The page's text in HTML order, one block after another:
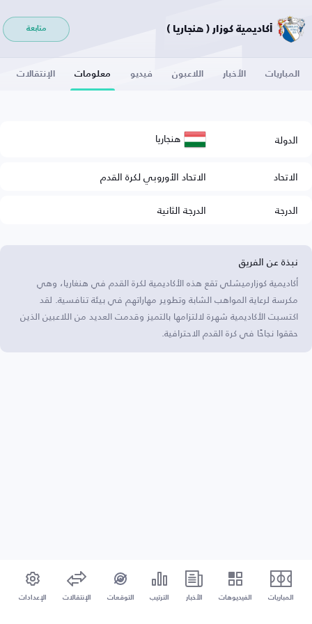
أكاديمية كوزار ( هنجاريا ) متابعة
المباريات الأخبار اللاعبون فيديو معلومات الإنتقالات
الدولة هنجاريا
الاتحاد
الاتحاد الأوروبي لكرة القدم
الدرجة
الدرجة الثانية
نبذة عن الفريق
أكاديمية كوزارميشلي تقع هذه الأكاديمية لكرة القدم في هنغاريا، وهي
مكرسة لرعاية المواهب الشابة وتطوير مهاراتهم في بيئة تنافسية. لقد
اكتسبت الأكاديمية شهرة لالتزامها بالتميز وقدمت العديد من اللاعبين الذين
حققوا نجاحًا في كرة القدم الاحترافية.
المباريات الفيديوهات الأخبار الترتيب التوقعات الإنتقالات الإعدادات